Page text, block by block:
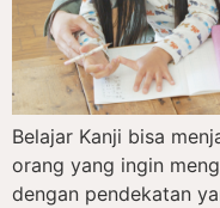
Belajar Kanji bisa
orang yang ingin
dengan pendekatan